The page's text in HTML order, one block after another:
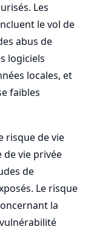
Les
le vol de
abus de
logiciels
locales, et
faibles
risque de vie
vie privée
de
Le risque
la